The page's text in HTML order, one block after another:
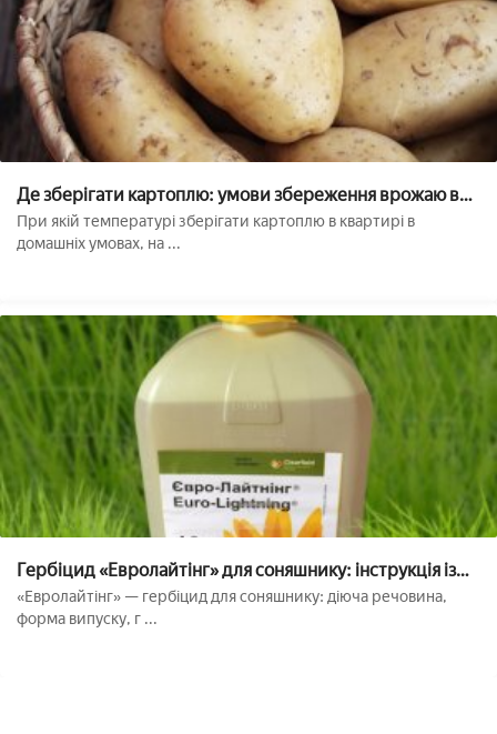
Де зберігати картоплю: умови збереження врожаю в
квартирі
При якій температурі зберігати картоплю в квартирі в
домашніх умовах, на ...
Гербіцид «Евролайтінг» для соняшнику: інструкція із
застосування
«Евролайтінг» — гербіцид для соняшнику: діюча речовина,
форма випуску, г ...